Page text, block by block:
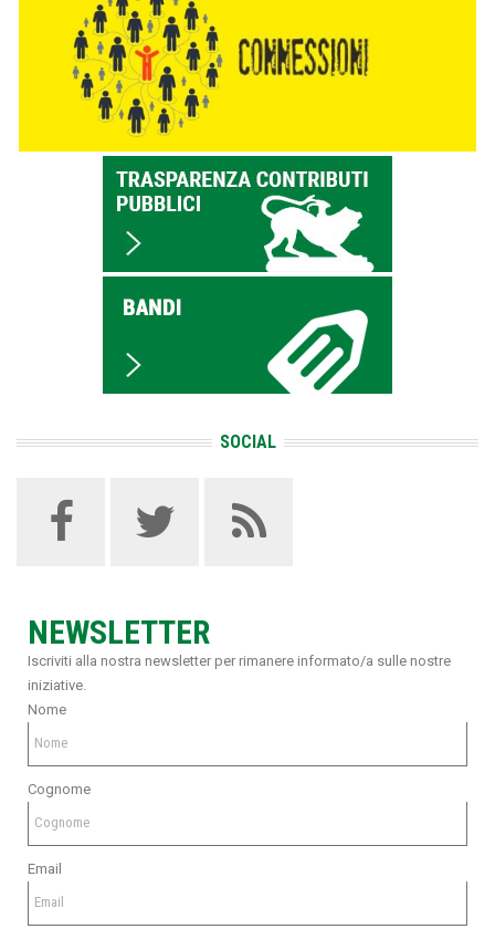
SOCIAL
NEWSLETTER
Iscriviti alla nostra newsletter per rimanere informato/a sulle nostre
iniziative.
Nome
Cognome
Email